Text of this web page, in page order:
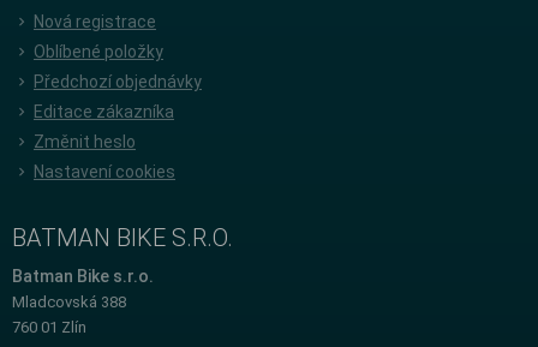
Nová registrace
Oblíbené položky
Předchozí objednávky
Editace zákazníka
Změnit heslo
Nastavení cookies
BATMAN BIKE S.R.O.
Batman Bike s.r.o.
Mladcovská 388
760 01 Zlín